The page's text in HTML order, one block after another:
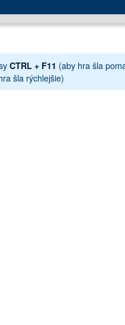
CTRL + F11 (aby hra šla
šla rýchlejšie)